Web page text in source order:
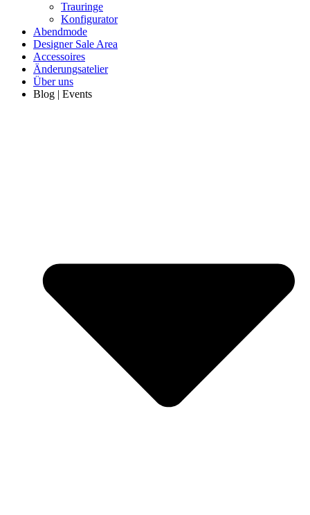
Trauringe
Konfigurator
Abendmode
Designer Sale Area
Accessoires
Änderungsatelier
Über uns
Blog | Events